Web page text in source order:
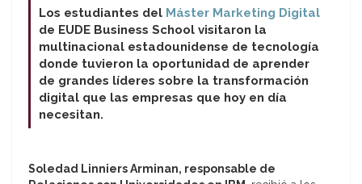
Los estudiantes del Máster Marketing Digital
de EUDE Business School visitaron la
multinacional estadounidense de tecnología
donde tuvieron la oportunidad de aprender
de grandes líderes sobre la transformación
digital que las empresas que hoy en día
necesitan.
Soledad Linniers Arminan, responsable de